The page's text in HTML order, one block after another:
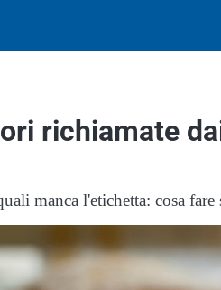
richiamate
manca l'etichetta: cosa fare